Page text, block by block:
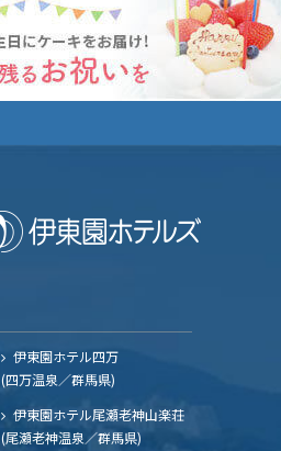
伊東園ホテル四万
(四万温泉／群馬県)
伊東園ホテル尾瀬老神山楽荘
(尾瀬老神温泉／群馬県)